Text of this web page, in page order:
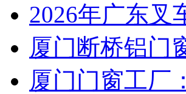
2026年广东叉
厦门断桥铝
厦门门窗工厂